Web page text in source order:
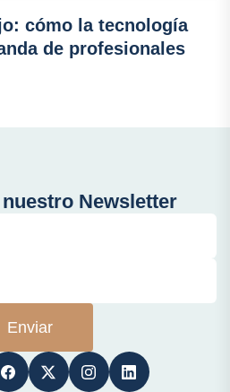
cómo la tecnología
de profesionales
Newsletter
Enviar